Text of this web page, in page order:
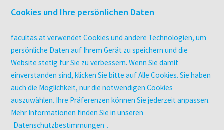
Überblick
utb elibrary
E-Books
facultas Club
UNTERNEHMEN
Über facultas
Arbeiten bei facultas
Cookies und Ihre persönlichen Daten
facultas.at verwendet Cookies und andere Technologien, um
persönliche Daten auf Ihrem Gerät zu speichern und die
Website stetig für Sie zu verbessern. Wenn Sie damit
einverstanden sind, klicken Sie bitte auf Alle Cookies. Sie haben
auch die Möglichkeit, nur die notwendigen Cookies
auszuwählen. Ihre Präferenzen können Sie jederzeit anpassen.
Mehr Informationen finden Sie in unseren
Datenschutzbestimmungen .